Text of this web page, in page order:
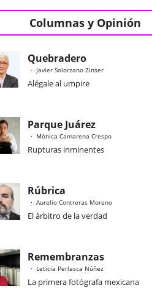
Columnas y Opinión
Quebradero
Javier Solorzano Zinser
Alégale al umpire
Parque Juárez
Mónica Camarena Crespo
Rupturas inminentes
Rúbrica
Aurelio Contreras Moreno
El árbitro de la verdad
Remembranzas
Leticia Perlasca Núñez
La primera fotógrafa mexicana